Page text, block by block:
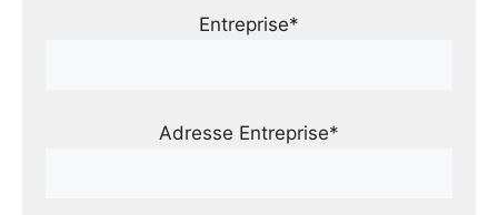
Entreprise*
Adresse Entreprise*